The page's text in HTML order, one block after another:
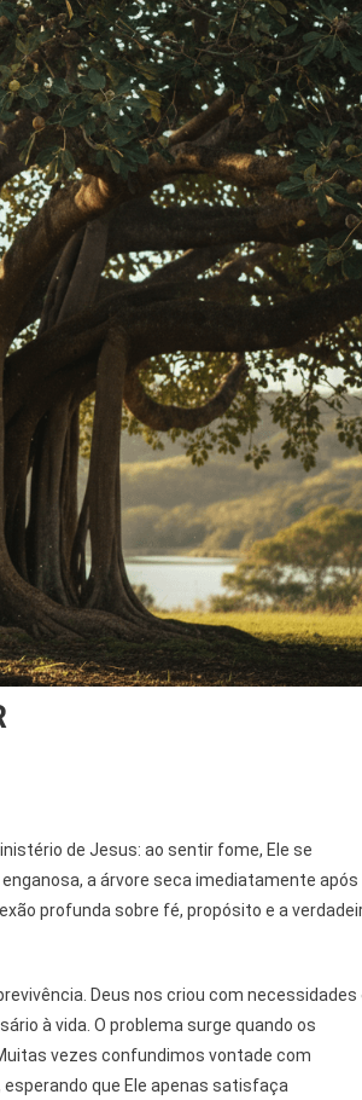
de Jesus: ao sentir fome, Ele se
a árvore seca imediatamente após
profunda sobre fé, propósito e a
Deus nos criou com necessidades
à vida. O problema surge quando os
vezes confundimos vontade com
que Ele apenas satisfaça